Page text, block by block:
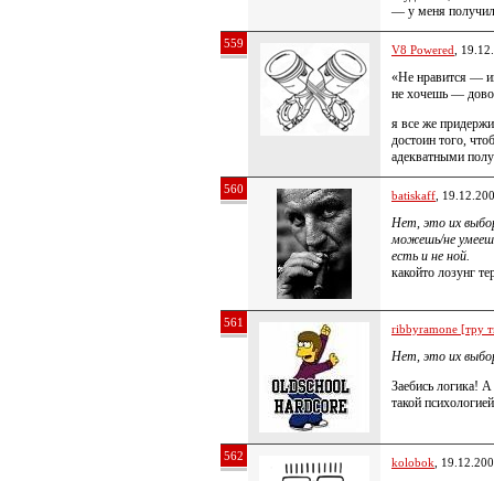
— у меня
559 V8 Powered ,
«Не нравится —
не хочешь —
я все же
достоин того,
адекватными
560 batiskaff ,
Нет, это их
можешь/не
есть и не ной.
какойто лозунг
561 ribbyramone [тру
Нет, это их
Заебись логика!
такой
562 kolobok ,